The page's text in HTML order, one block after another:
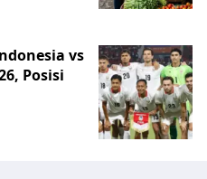
vs
Posisi